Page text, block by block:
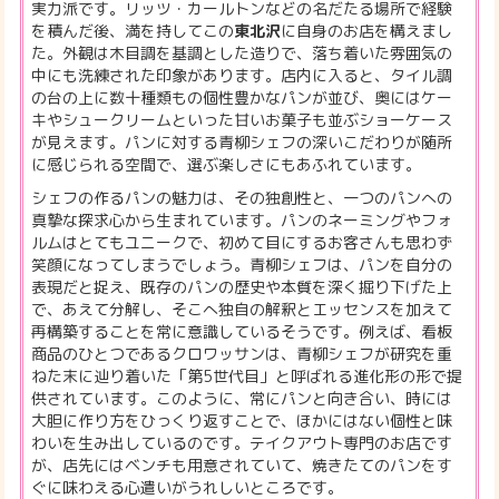
実力派です。リッツ・カールトンなどの名だたる場所で経験
を積んだ後、満を持してこの東北沢に自身のお店を構えまし
た。外観は木目調を基調とした造りで、落ち着いた雰囲気の
中にも洗練された印象があります。店内に入ると、タイル調
の台の上に数十種類もの個性豊かなパンが並び、奥にはケー
キやシュークリームといった甘いお菓子も並ぶショーケース
が見えます。パンに対する青柳シェフの深いこだわりが随所
に感じられる空間で、選ぶ楽しさにもあふれています。
シェフの作るパンの魅力は、その独創性と、一つのパンへの
真摯な探求心から生まれています。パンのネーミングやフォ
ルムはとてもユニークで、初めて目にするお客さんも思わず
笑顔になってしまうでしょう。青柳シェフは、パンを自分の
表現だと捉え、既存のパンの歴史や本質を深く掘り下げた上
で、あえて分解し、そこへ独自の解釈とエッセンスを加えて
再構築することを常に意識しているそうです。例えば、看板
商品のひとつであるクロワッサンは、青柳シェフが研究を重
ねた末に辿り着いた「第5世代目」と呼ばれる進化形の形で提
供されています。このように、常にパンと向き合い、時には
大胆に作り方をひっくり返すことで、ほかにはない個性と味
わいを生み出しているのです。テイクアウト専門のお店です
が、店先にはベンチも用意されていて、焼きたてのパンをす
ぐに味わえる心遣いがうれしいところです。